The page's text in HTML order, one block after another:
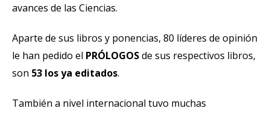
avances de las Ciencias.
Aparte de sus libros y ponencias, 80 líderes de opinión
le han pedido el PRÓLOGOSde sus respectivos libros,
son 53 los ya editados.
También a nivel internacional tuvo muchas